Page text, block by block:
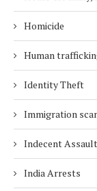
Homicide
Human
Identity Theft
Immigration
Indecent Assault
India Arrests